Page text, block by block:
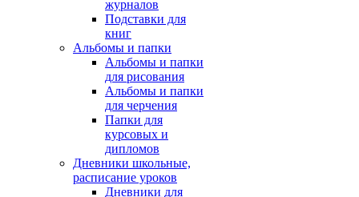
журналов
Подставки для
книг
Альбомы и папки
Альбомы и папки
для рисования
Альбомы и папки
для черчения
Папки для
курсовых и
дипломов
Дневники школьные,
расписание уроков
Дневники для